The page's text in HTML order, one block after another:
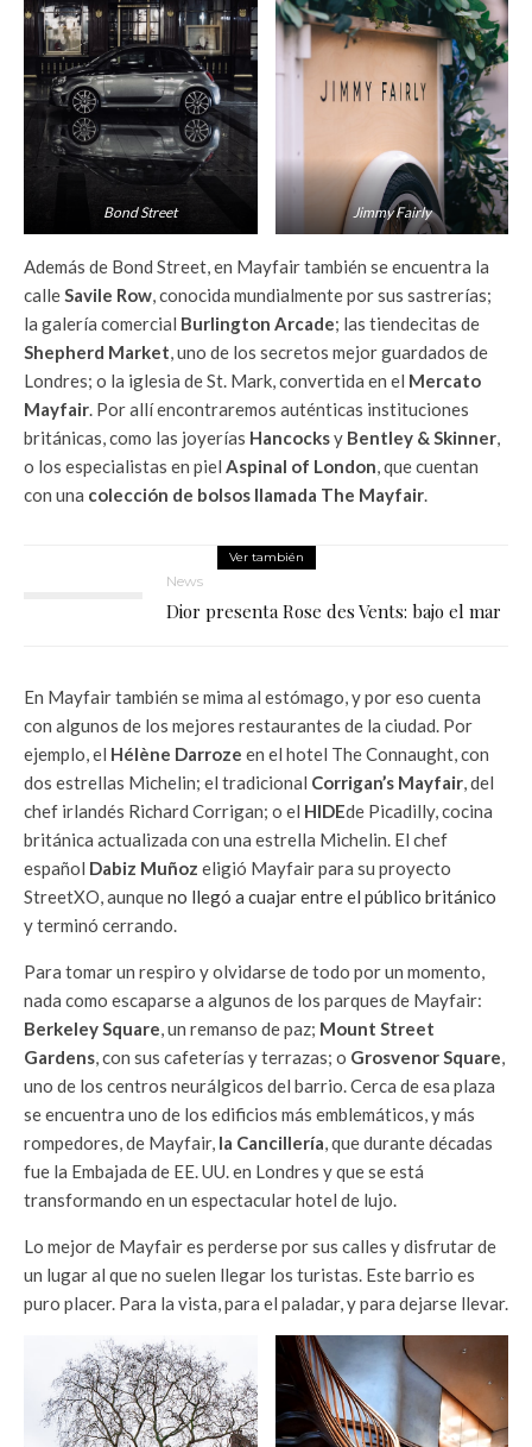
Bond Street Jimmy Fairly
Además de Bond Street, en Mayfair también se encuentra la
calle Savile Row , conocida mundialmente por sus sastrerías;
la galería comercial Burlington Arcade; las tiendecitas de
Shepherd Market , uno de los secretos mejor guardados de
Londres; o la iglesia de St. Mark, convertida en el Mercato
Mayfair . Por allí encontraremos auténticas instituciones
británicas, como las joyerías Hancocksy Bentley & Skinner
o los especialistas en piel Aspinal of London , que cuentan
con una colección de bolsos llamada The Mayfair
Ver también
News
Dior presenta Rose des Vents: bajo el mar
En Mayfair también se mima al estómago, y por eso cuenta
con algunos de los mejores restaurantes de la ciudad. Por
ejemplo, el Hélène Darroze en el hotel The Connaught, con
dos estrellas Michelin; el tradicional Corrigan’s Mayfair , del
chef irlandés Richard Corrigan; o el HIDEde Picadilly, cocina
británica actualizada con una estrella Michelin. El chef
español Dabiz Muñoz eligió Mayfair para su proyecto
StreetXO, aunqueno llegó a cuajar entre el público británico
y terminó cerrando.
Para tomar un respiro y olvidarse de todo por un momento,
nada como escaparse a algunos de los parques de Mayfair:
Berkeley Square , un remanso de paz; Mount Street
Gardens , con sus cafeterías y terrazas; o Grosvenor Square
uno de los centros neurálgicos del barrio. Cerca de esa plaza
se encuentra uno de los edificios más emblemáticos, y más
rompedores, de Mayfair, la Cancillería , que durante décadas
fue la Embajada de EE. UU. en Londres y que se está
transformando en un espectacular hotel de lujo.
Lo mejor de Mayfair es perderse por sus calles y disfrutar de
un lugar al que no suelen llegar los turistas. Este barrio es
puro placer. Para la vista, para el paladar, y para dejarse llevar.